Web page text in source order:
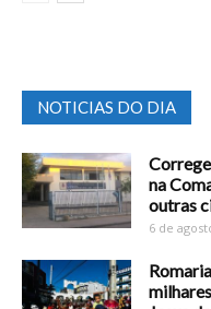
NOTICIAS DO DIA
na
outras
6 de